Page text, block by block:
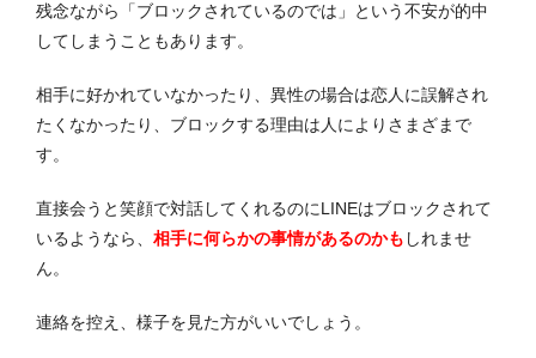
残念ながら「ブロックされているのでは」という不安が的中
してしまうこともあります。
相手に好かれていなかったり、異性の場合は恋人に誤解され
たくなかったり、ブロックする理由は人によりさまざまで
す。
直接会うと笑顔で対話してくれるのにLINEはブロックされて
いるようなら、 相手に何らかの事情があるのかも しれませ
ん。
連絡を控え、様子を見た方がいいでしょう。